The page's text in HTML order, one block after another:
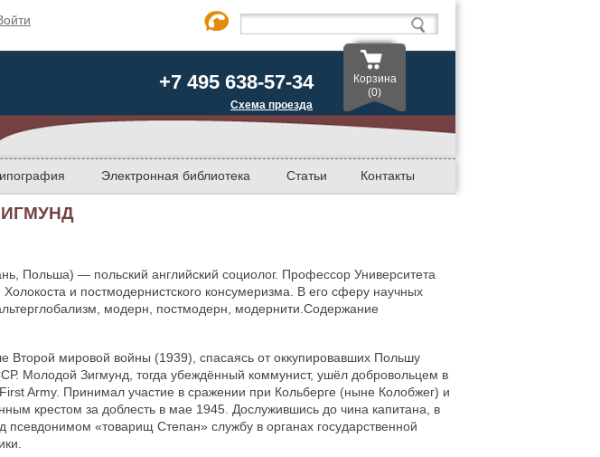
+7 495 638-57-34
Схема проезда
Корзина
(0)
Электронная библиотека Статьи Контакты
Польша) — польский английский социолог. Профессор Университета
и постмодернистского консумеризма. В его сферу научных
модерн, постмодерн, модернити.Содержание
Второй мировой войны (1939), спасаясь от оккупировавших Польшу
Молодой Зигмунд, тогда убеждённый коммунист, ушёл добровольцем в
Army. Принимал участие в сражении при Кольберге (ныне Колобжег) и
крестом за доблесть в мае 1945. Дослужившись до чина капитана, в
псевдонимом «товарищ Степан» службу в органах государственной